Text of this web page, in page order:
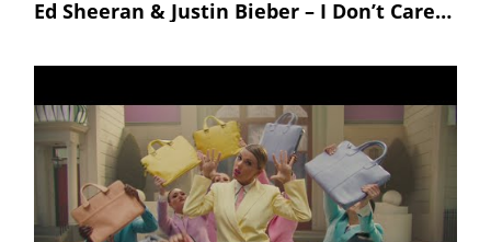
Ed Sheeran & Justin Bieber – I Don’t Care [Official Video]